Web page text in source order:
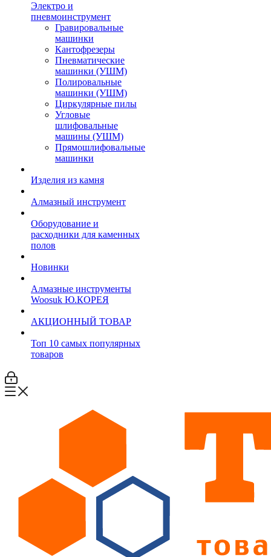
Электро и
пневмоинструмент
Гравировальные
машинки
Кантофрезеры
Пневматические
машинки (УШМ)
Полировальные
машинки (УШМ)
Циркулярные пилы
Угловые
шлифовальные
машины (УШМ)
Прямошлифовальные
машинки
Изделия из камня
Алмазный инструмент
Оборудование и
расходники для каменных
полов
Новинки
Алмазные инструменты
Woosuk Ю.КОРЕЯ
АКЦИОННЫЙ ТОВАР
Топ 10 самых популярных
товаров